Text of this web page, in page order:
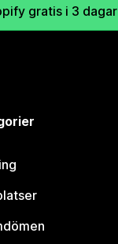
gratis i 3 dagar